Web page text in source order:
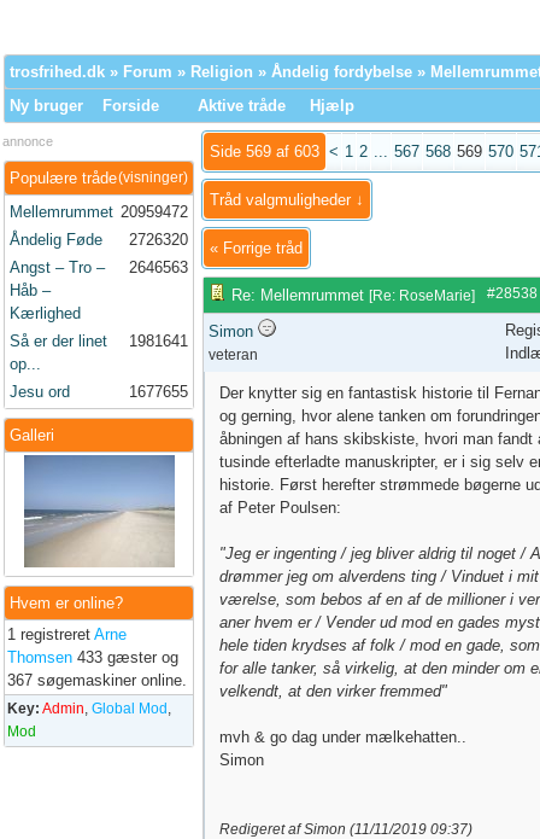
trosfrihed.dk » Forum » Religion » Åndelig fordybelse »
Ny bruger
Forside Aktive tråde Hjælp
annonce
(visninger)
Populære tråde
Mellemrummet 20959472
Åndelig Føde
2726320
Angst – Tro –
Håb –
Kærlighed
2646563
Så er der linet
op...
1981641
Jesu ord 1677655
Galleri
Hvem er online?
1 registreret Arne
Thomsen 433 gæster og
367 søgemaskiner online.
Key: Admin, Global Mod ,
Mod
Side 569 af 603 < 1 2 ... 567 568 569 570
Tråd valgmuligheder ↓
« Forrige tråd
#28538
Re: Mellemrummet [Re: RoseMarie]
Simon
veteran
Der knytter sig en fantastisk historie til
og gerning, hvor alene tanken om
åbningen af hans skibskiste, hvori man fandt
tusinde efterladte manuskripter, er i sig selv
historie. Først herefter strømmede bøgerne
af Peter Poulsen:
"Jeg er ingenting / jeg bliver aldrig til noget /
drømmer jeg om alverdens ting / Vinduet i
værelse, som bebos af en af de millioner i
aner hvem er / Vender ud mod en gades
hele tiden krydses af folk / mod en gade,
for alle tanker, så virkelig, at den minder om
velkendt, at den virker fremmed"
mvh & go dag under mælkehatten..
Simon
Redigeret af Simon (11/11/2019 09:37)